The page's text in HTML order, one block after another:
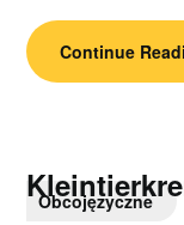
Continue
Obcojęzyczne